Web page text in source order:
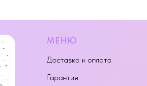
МЕНЮ
Доставка и оплата
Гарантия